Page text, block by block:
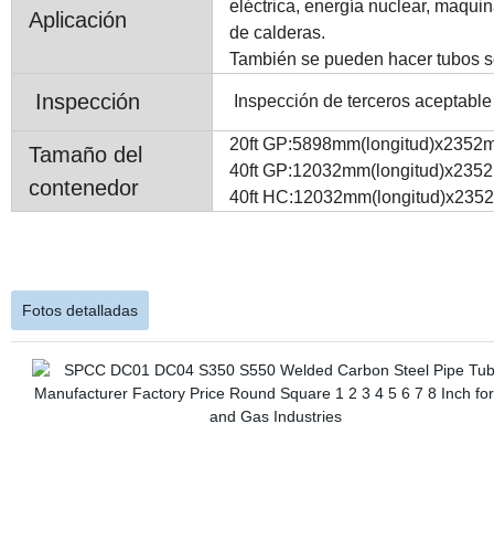
Aplicación
eléctrica, energía nuclear,
de calderas.
También se pueden hacer tubos
Inspección Inspección de terceros
Tamaño del
contenedor
20ft
40ft
40ft
Fotos detalladas